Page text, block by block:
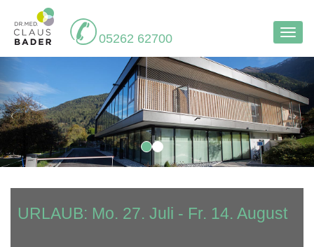
05262 62700
URLAUB: Mo. 27. Juli - Fr. 14. August